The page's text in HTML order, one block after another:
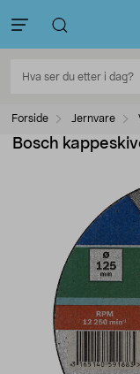
Forside Jernvare
Bosch